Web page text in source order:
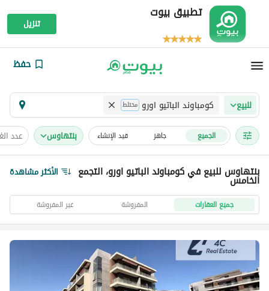
تطبيق بيوت
تنزيل
حفظ
للبيع كومباوند الباتيو اورو مختلط
الجميع جاهز قيد الإنشاء بنتهاوس عدد
بنتهاوس للبيع في كومباوند الباتيو اورو، التجمع
الخامس الأكثر مشاهدة
جميع العقارات المفروشة غير المفروشة